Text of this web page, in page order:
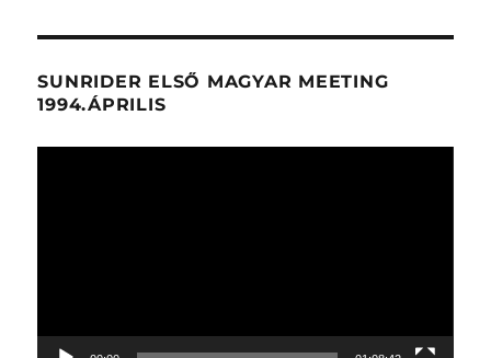
SUNRIDER ELSŐ MAGYAR MEETING
1994.ÁPRILIS